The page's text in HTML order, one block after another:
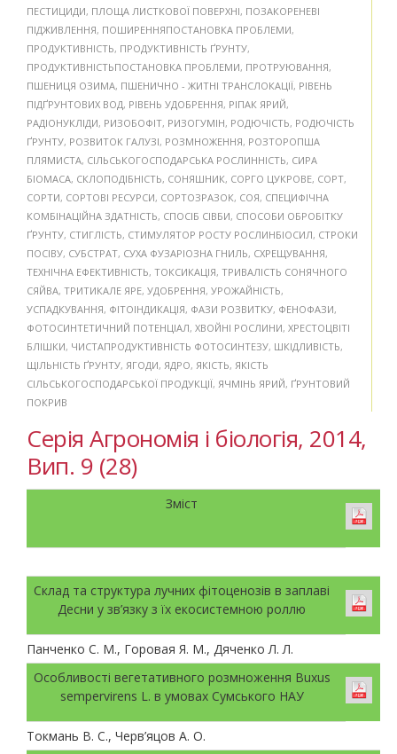
ПЕСТИЦИДИ, ПЛОЩА ЛИСТКОВОЇ ПОВЕРХНІ, ПОЗАКОРЕНЕВІ
ПІДЖИВЛЕННЯ, ПОШИРЕННЯПОСТАНОВКА ПРОБЛЕМИ,
ПРОДУКТИВНІСТЬ, ПРОДУКТИВНІСТЬ ҐРУНТУ,
ПРОДУКТИВНІСТЬПОСТАНОВКА ПРОБЛЕМИ, ПРОТРУЮВАННЯ,
ПШЕНИЦЯ ОЗИМА, ПШЕНИЧНО - ЖИТНІ ТРАНСЛОКАЦІЇ, РІВЕНЬ
ПІДҐРУНТОВИХ ВОД, РІВЕНЬ УДОБРЕННЯ, РІПАК ЯРИЙ,
РАДІОНУКЛІДИ, РИЗОБОФІТ, РИЗОГУМІН, РОДЮЧІСТЬ, РОДЮЧІСТЬ
ҐРУНТУ, РОЗВИТОК ГАЛУЗІ, РОЗМНОЖЕННЯ, РОЗТОРОПША
ПЛЯМИСТА, СІЛЬСЬКОГОСПОДАРСЬКА РОСЛИННІСТЬ, СИРА
БІОМАСА, СКЛОПОДІБНІСТЬ, СОНЯШНИК, СОРГО ЦУКРОВЕ, СОРТ,
СОРТИ, СОРТОВІ РЕСУРСИ, СОРТОЗРАЗОК, СОЯ, СПЕЦИФІЧНА
КОМБІНАЦІЙНА ЗДАТНІСТЬ, СПОСІБ СІВБИ, СПОСОБИ ОБРОБІТКУ
ҐРУНТУ, СТИГЛІСТЬ, СТИМУЛЯТОР РОСТУ РОСЛИНБІОСИЛ, СТРОКИ
ПОСІВУ, СУБСТРАТ, СУХА ФУЗАРІОЗНА ГНИЛЬ, СХРЕЩУВАННЯ,
ТЕХНІЧНА ЕФЕКТИВНІСТЬ, ТОКСИКАЦІЯ, ТРИВАЛІСТЬ СОНЯЧНОГО
СЯЙВА, ТРИТИКАЛЕ ЯРЕ, УДОБРЕННЯ, УРОЖАЙНІСТЬ,
УСПАДКУВАННЯ, ФІТОІНДИКАЦІЯ, ФАЗИ РОЗВИТКУ, ФЕНОФАЗИ,
ФОТОСИНТЕТИЧНИЙ ПОТЕНЦІАЛ, ХВОЙНІ РОСЛИНИ, ХРЕСТОЦВІТІ
БЛІШКИ, ЧИСТАПРОДУКТИВНІСТЬ ФОТОСИНТЕЗУ, ШКІДЛИВІСТЬ,
ЩІЛЬНІСТЬ ҐРУНТУ, ЯГОДИ, ЯДРО, ЯКІСТЬ, ЯКІСТЬ
СІЛЬСЬКОГОСПОДАРСЬКОЇ ПРОДУКЦІЇ, ЯЧМІНЬ ЯРИЙ, ҐРУНТОВИЙ
ПОКРИВ
Серія Агрономія і біологія, 2014,
Вип. 9 (28)
Зміст
Склад та структура лучних фітоценозів в заплаві
Десни у зв’язку з їх екосистемною роллю
Панченко С. М., Горовая Я. М., Дяченко Л. Л.
Особливості вегетативного розмноження Buxus
sempervirens L. в умовах Сумського НАУ
Токмань В. С., Черв’яцов А. О.